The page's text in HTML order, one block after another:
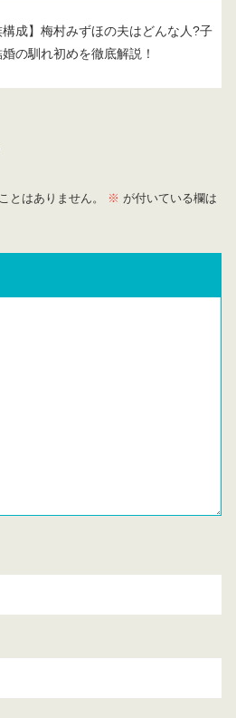
構成】梅村みずほの夫はどんな人?子
の馴れ初めを徹底解説！
とはありません。 ※ が付いている欄は